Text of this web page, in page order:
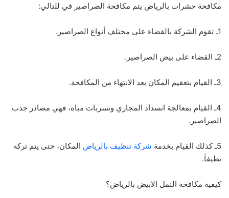
مكافحة حشرات بالرياض يتم مكافحة الصراصير في للتالي:
1ـ تقوم الشركة بالقضاء على مختلف أنواع الصراصير.
2ـ القضاء على بيض الصراصير.
3ـ القيام بتعقيم المكان بعد الانتهاء من المكافحة.
4ـ القيام بمعالجة انسداد المجاري وتسربات مياه، فهي مصادر جذب
الصراصير.
5ـ كذلك القيام بخدمة شركة تنظيف بالرياض المكان، حتى يتم تركه
نظيفاً.
كيفية مكافحة النمل الابيض بالرياض؟